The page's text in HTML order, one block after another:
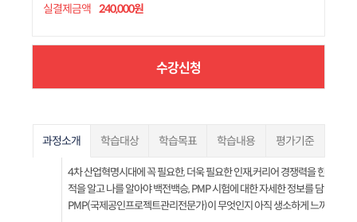
실결제금액 240,000원
수강신청
과정소개 학습대상 학습목표 학습내용 평가기준
4차 산업혁명시대에 꼭 필요한, 더욱 필요한 인재,커리어 경쟁력을 한단계
적을 알고 나를 알아야 백전백승, PMP 시험에 대한 자세한 정보를 담았다!
PMP(국제공인프로젝트관리전문가)이 무엇인지 아직 생소하게 느껴지시